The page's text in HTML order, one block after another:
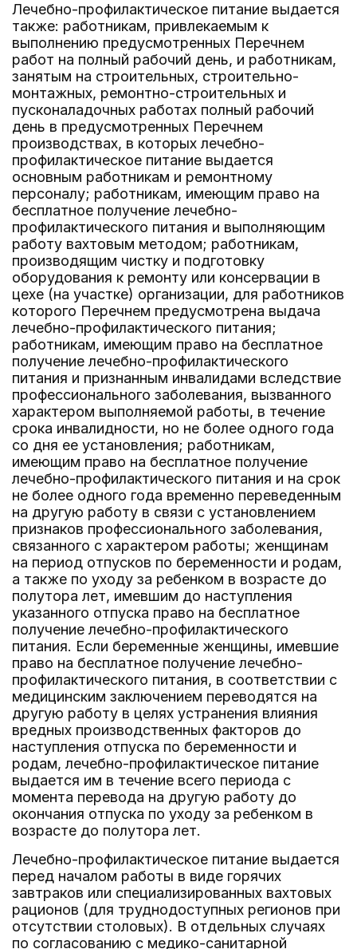
Лечебно-профилактическое питание выдается
также: работникам, привлекаемым к
выполнению предусмотренных Перечнем
работ на полный рабочий день, и работникам,
занятым на строительных, строительно-
монтажных, ремонтно-строительных и
пусконаладочных работах полный рабочий
день в предусмотренных Перечнем
производствах, в которых лечебно-
профилактическое питание выдается
основным работникам и ремонтному
персоналу; работникам, имеющим право на
бесплатное получение лечебно-
профилактического питания и выполняющим
работу вахтовым методом; работникам,
производящим чистку и подготовку
оборудования к ремонту или консервации в
цехе (на участке) организации, для работников
которого Перечнем предусмотрена выдача
лечебно-профилактического питания;
работникам, имеющим право на бесплатное
получение лечебно-профилактического
питания и признанным инвалидами вследствие
профессионального заболевания, вызванного
характером выполняемой работы, в течение
срока инвалидности, но не более одного года
со дня ее установления; работникам,
имеющим право на бесплатное получение
лечебно-профилактического питания и на срок
не более одного года временно переведенным
на другую работу в связи с установлением
признаков профессионального заболевания,
связанного с характером работы; женщинам
на период отпусков по беременности и родам,
а также по уходу за ребенком в возрасте до
полутора лет, имевшим до наступления
указанного отпуска право на бесплатное
получение лечебно-профилактического
питания. Если беременные женщины, имевшие
право на бесплатное получение лечебно-
профилактического питания, в соответствии с
медицинским заключением переводятся на
другую работу в целях устранения влияния
вредных производственных факторов до
наступления отпуска по беременности и
родам, лечебно-профилактическое питание
выдается им в течение всего периода с
момента перевода на другую работу до
окончания отпуска по уходу за ребенком в
возрасте до полутора лет.
Лечебно-профилактическое питание выдается
перед началом работы в виде горячих
завтраков или специализированных вахтовых
рационов (для труднодоступных регионов при
отсутствии столовых). В отдельных случаях
по согласованию с медико-санитарной